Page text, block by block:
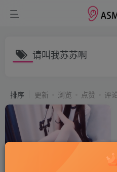
请叫我苏苏啊
排序 更新 浏览 点赞 评